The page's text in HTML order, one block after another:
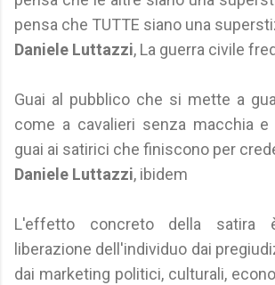
pensa che TUTTE siano una
Daniele Luttazzi, La guerra civile
Guai al pubblico che si mette a
come a cavalieri senza macchia e
guai ai satirici che finiscono per
Daniele Luttazzi, ibidem
L'effetto concreto della satira
liberazione dell'individuo dai
dai marketing politici, culturali,